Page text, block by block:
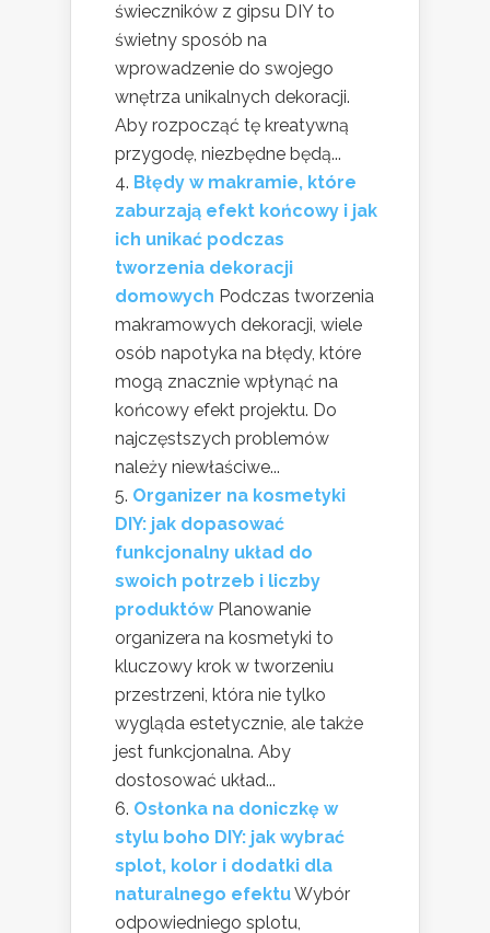
świeczników z gipsu DIY to
świetny sposób na
wprowadzenie do swojego
wnętrza unikalnych dekoracji.
Aby rozpocząć tę kreatywną
przygodę, niezbędne będą...
Błędy w makramie, które
zaburzają efekt końcowy i jak
ich unikać podczas
tworzenia dekoracji
domowych Podczas tworzenia
makramowych dekoracji, wiele
osób napotyka na błędy, które
mogą znacznie wpłynąć na
końcowy efekt projektu. Do
najczęstszych problemów
należy niewłaściwe...
Organizer na kosmetyki
DIY: jak dopasować
funkcjonalny układ do
swoich potrzeb i liczby
produktów Planowanie
organizera na kosmetyki to
kluczowy krok w tworzeniu
przestrzeni, która nie tylko
wygląda estetycznie, ale także
jest funkcjonalna. Aby
dostosować układ...
Osłonka na doniczkę w
stylu boho DIY: jak wybrać
splot, kolor i dodatki dla
naturalnego efektuWybór
odpowiedniego splotu,